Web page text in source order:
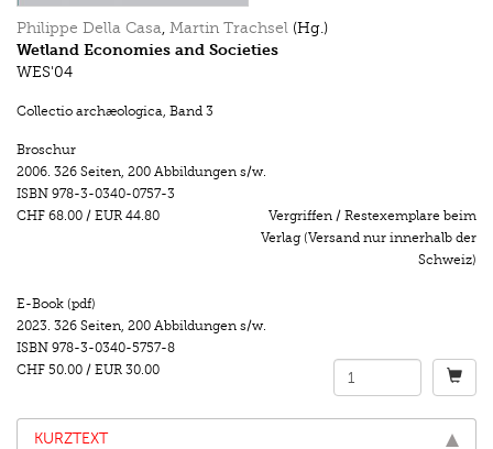
Philippe Della Casa, Martin Trachsel (Hg.)
Wetland Economies and Societies
WES'04
Collectio archæologica, Band 3
Broschur
2006. 326 Seiten, 200 Abbildungen s/w.
ISBN 978-3-0340-0757-3
CHF 68.00 / EUR 44.80
Vergriffen / Restexemplare beim
Verlag (Versand nur innerhalb der
Schweiz)
E-Book (pdf)
2023. 326 Seiten, 200 Abbildungen s/w.
ISBN 978-3-0340-5757-8
CHF 50.00 / EUR 30.00
KURZTEXT